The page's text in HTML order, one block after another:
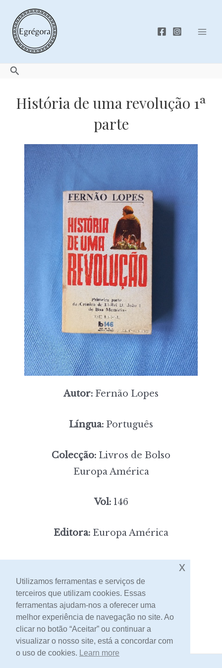
content
Search
História de uma revolução 1ª
parte
Autor: Fernão Lopes
Língua: Português
Colecção: Livros de Bolso
Europa América
Vol:146
Editora: Europa América
[portes incluídos]
Contacto
Utilizamos ferramentas e serviços de
terceiros que utilizam cookies. Essas
ferramentas ajudam-nos a oferecer uma
melhor experiência de navegação no site. Ao
clicar no botão “Aceitar” ou continuar a
visualizar o nosso site, está a concordar com
o uso de cookies. Learn more
x